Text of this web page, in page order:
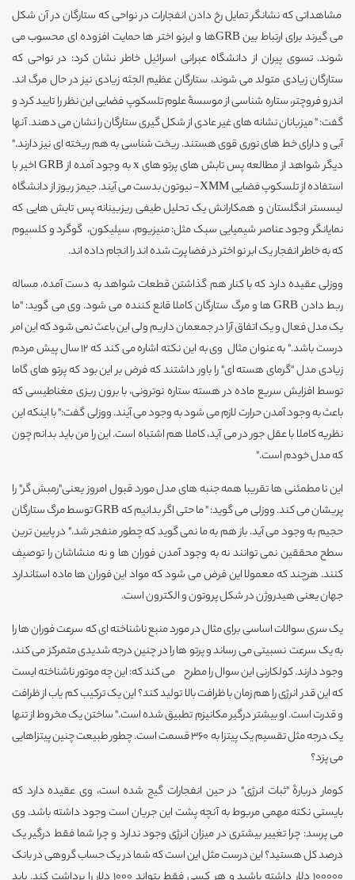
مشاهداتی که نشانگر تمایل رخ دادن انفجارات در نواحی که ستارگان در آن شکل
می گیرند برای ارتباط بین GRBها و ابرنو اختر ها حمایت افزوده ای محسوب می
شوند. تسوی پیران از دانشگاه عبرانی اسرائیل خاطر نشان کرد: در نواحی که
ستارگان زیادی متولد می شوند، ستارگان عظیم الجثه زیادی نیز در حال مرگ اند.
اندرو فروچتر، ستاره شناسی از موسسۀ علوم تلسکوپ فضایی این نظر را تایید کرد و
گفت: " میزبانان نشانه های غیر عادی از شکل گیری ستارگان را نشان می دهند. آنها
آبی و دارای خط های نوری قوی هستند. ریخت شناسی به هم ریخته ای نیز دارند."
دیگر شواهد از مطالعه پس تابش های پرتو های x به وجود آمده از GRB اخیر با
استفاده از تلسکوپ فضایی XMM- نیوتون بدست می آیند. جیمز ریوز از دانشگاه
لیسستر انگلستان و همکارانش یک تحلیل طیفی ریزبینانه پس تابش هایی که
نمایانگر وجود عناصر شیمیایی سبک مثل: منیزیوم، سیلیکون، گوگرد و کلسیوم
که به خاطر انفجار یک ابر نو اختر در فضا پرت شده اند را انجام داده اند.
ووزلی عقیده دارد که با کنار هم گذاشتن قطعات شواهد به دست آمده، مساله
ربط دادن GRB ها و مرگ ستارگان کاملا قانع کننده می شود. وی می گوید: "ما
یک مدل فعال و یک اتفاق آرا در جمعمان داریم ولی این باعث نمی شود که این امر
درست باشد." به عنوان مثال وی به این نکته اشاره می کند که 12 سال پیش مردم
زیادی مدل "گرمای هسته ای" را باور داشتند که فرض بر این بود که پرتو های گاما
توسط افزایش سریع ماده در هسته ستاره نوترونی، با برون ریزی مغناطیسی که
باعث به وجود آمدن حرارت لازم می شود به وجود می آیند. ووزلی گفت:" با اینکه این
نظریه کاملا با عقل جور در می آید، کاملا هم اشتباه است. این را من باید بدانم چون
که مدل خودم است."
این نا مطمئنی ها تقریبا همه جنبه های مدل مورد قبول امروز یعنی"رمبش گر" را
پریشان می کند. ووزلی می گوید: " ما حتی اگر بدانیم که GRB توسط مرگ ستارگان
حجیم به وجود می آید. باز هم به ما نمی گوید که چطور منفجر شد." در پایین ترین
سطح محققین نمی توانند نه به وجود آمدن فوران ها و نه منشاشان را توصیف
کنند. هرچند که معمولا این فرض می شود که مواد این فوران ها ماده استاندارد
جهان یعنی هیدروژن در شکل پروتون و الکترون است.
یک سری سوالات اساسی برای مثال در مورد منبع ناشناخته ای که سرعت فوران ها را
به یک سرعت نسبیتی می رساند و پرتو ها را در چنین درجه شدیدی متمرکز می کند،
وجود دارند. کولکارنی این سوال را مطرح می کند که: این چه موتور ناشناخته ایست
که این قدر انرژی را هم زمان با ظرافت بالا تولید کند؟ این یک ترکیب کم یاب از ظرافت
و قدرت است. او بیشتر درگیر مکانیزم تطبیق شده است." ساختن یک مخروط از تنها
یک درجه مثل تقسیم یک پیتزا به 360 قسمت است. چطور طبیعت چنین پیتزاهایی
می پزد؟
کومار دربارۀ "ثبات انرژی" در حین انفجارات گیج شده است، وی عقیده دارد که
بایستی نکته مهمی مربوط به آنچه پشت این جریان است وجود داشته باشد. وی
می پرسد: چرا تغییر بیشتری در میزان انرژی وجود ندارد و چرا شما فقط درگیر یک
درصد کل هستید؟ این درست مثل این است که شما در یک حساب گروهی در بانک